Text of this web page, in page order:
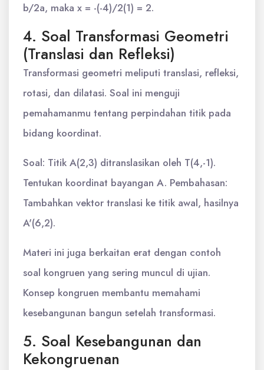
b/2a, maka x = -(-4)/2(1) = 2.
4. Soal Transformasi Geometri
(Translasi dan Refleksi)
Transformasi geometri meliputi translasi, refleksi,
rotasi, dan dilatasi. Soal ini menguji
pemahamanmu tentang perpindahan titik pada
bidang koordinat.
Soal: Titik A(2,3) ditranslasikan oleh T(4,-1).
Tentukan koordinat bayangan A. Pembahasan:
Tambahkan vektor translasi ke titik awal, hasilnya
A'(6,2).
Materi ini juga berkaitan erat dengan contoh
soal kongruen yang sering muncul di ujian.
Konsep kongruen membantu memahami
kesebangunan bangun setelah transformasi.
5. Soal Kesebangunan dan
Kekongruenan